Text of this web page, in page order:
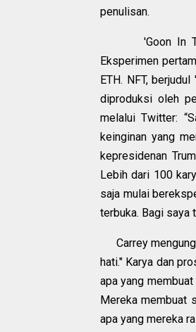
penulisan.
'Goon In
Eksperimen
ETH. NFT,
diproduksi oleh
melalui Twitter:
keinginan yang
kepresidenan
Lebih dari 100
saja mulai
terbuka. Bagi saya
Carrey
hati." Karya dan
apa yang
Mereka membuat
apa yang mereka